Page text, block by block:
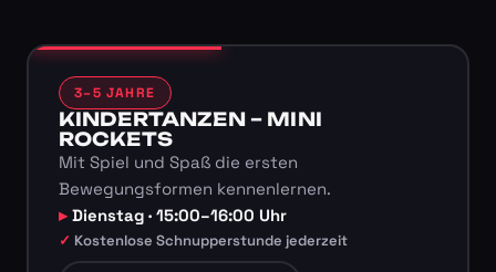
3–5 JAHRE
KINDERTANZEN – MINI
ROCKETS
Mit Spiel und Spaß die ersten
Bewegungsformen kennenlernen.
Dienstag · 15:00–16:00 Uhr
Kostenlose Schnupperstunde jederzeit